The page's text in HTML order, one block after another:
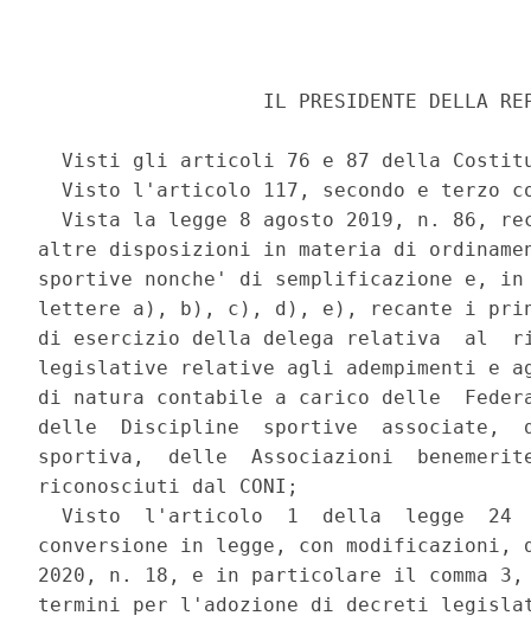
IL PRESIDENTE DELLA
Visti gli articoli 76 e 87 della
Visto l'articolo 117, secondo e terzo
Vista la legge 8 agosto 2019, n. 86,
altre disposizioni in materia di
sportive nonche' di semplificazione e,
lettere a), b), c), d), e), recante i
di esercizio della delega relativa  al
legislative relative agli adempimenti e
di natura contabile a carico delle
delle  Discipline  sportive  associate,
sportiva,  delle  Associazioni
riconosciuti dal CONI;
Visto  l'articolo  1  della  legge  24
conversione in legge, con modificazioni,
2020, n. 18, e in particolare il comma
termini per l'adozione di decreti